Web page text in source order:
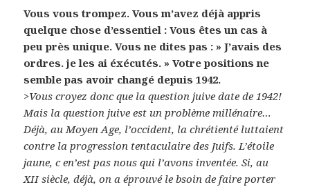
Vous vous trompez. Vous m’avez déjà appris
quelque chose d’essentiel : Vous êtes un cas à
peu près unique. Vous ne dites pas : » J’avais des
ordres. je les ai éxécutés. » Votre positions ne
semble pas avoir changé depuis 1942.
>Vous croyez donc que la question juive date de 1942!
Mais la question juive est un problème millénaire…
Déjà, au Moyen Age, l’occident, la chrétienté luttaient
contre la progression tentaculaire des Juifs. L’étoile
jaune, c en’est pas nous qui l’avons inventée. Si, au
XII siècle, déjà, on a éprouvé le bsoin de faire porter